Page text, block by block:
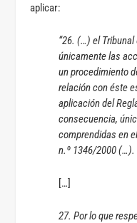
aplicar:
“26. (…) el
únicamente las
un procedimiento
relación con éste
aplicación del
consecuencia,
comprendidas en
n.º 1346/2000 (…).
[…]
27. Por lo que